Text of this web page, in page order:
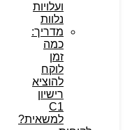
ועלויות
נלוות
מדריך:
כמה
זמן
לוקח
להוציא
רישיון
C1
למשאית?